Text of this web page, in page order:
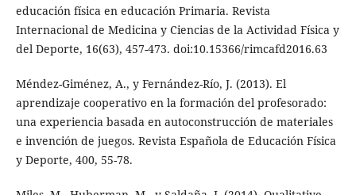
educación física en educación Primaria. Revista
Internacional de Medicina y Ciencias de la Actividad Física y
del Deporte, 16(63), 457-473. doi:10.15366/rimcafd2016.63
Méndez-Giménez, A., y Fernández-Río, J. (2013). El
aprendizaje cooperativo en la formación del profesorado:
una experiencia basada en autoconstrucción de materiales
e invención de juegos. Revista Española de Educación Física
y Deporte, 400, 55-78.